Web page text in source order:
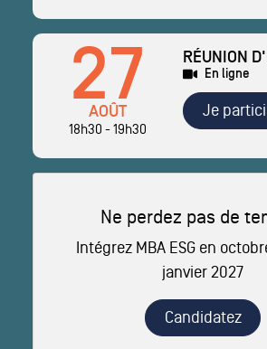
27
AOÛT
18h30 - 19h30
RÉUNION
En ligne
Je
Ne perdez pas de
Intégrez MBA ESG en
janvier 2027
Candidatez